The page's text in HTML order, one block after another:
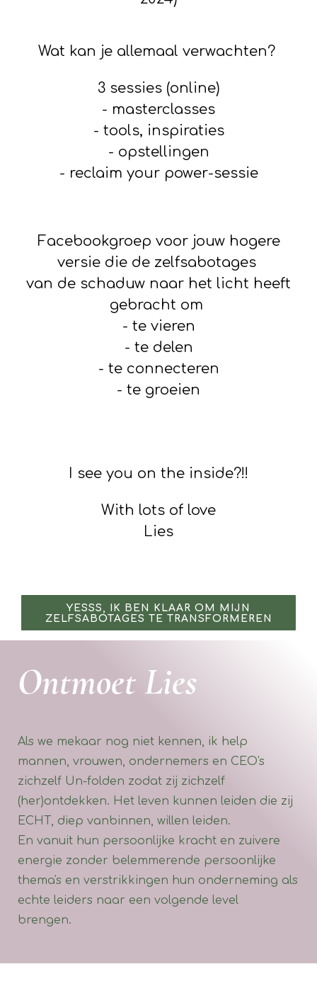
Wat kan je allemaal verwachten?
3 sessies (online)
- masterclasses
- tools, inspiraties
- opstellingen
- reclaim your power-sessie
Facebookgroep voor jouw hogere
versie die de zelfsabotages
van de schaduw naar het licht heeft
gebracht om
- te vieren
- te delen
- te connecteren
- te groeien
I see you on the inside?!!
With lots of love
Lies
YESSS, IK BEN KLAAR OM MIJN
ZELFSABOTAGES TE TRANSFORMEREN
Ontmoet Lies
Als we mekaar nog niet kennen, ik help
mannen, vrouwen, ondernemers en CEO's
zichzelf Un-folden zodat zij zichzelf
(her)ontdekken. Het leven kunnen leiden die zij
ECHT, diep vanbinnen, willen leiden.
En vanuit hun persoonlijke kracht en zuivere
energie zonder belemmerende persoonlijke
thema's en verstrikkingen hun onderneming als
echte leiders naar een volgende level
brengen.